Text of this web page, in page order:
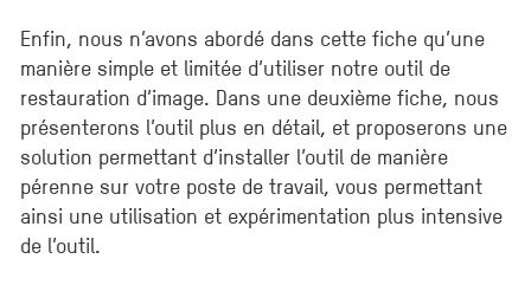
Enfin, nous n’avons abordé dans cette fiche qu’une
manière simple et limitée d’utiliser notre outil de
restauration d’image. Dans une deuxième fiche, nous
présenterons l’outil plus en détail, et proposerons une
solution permettant d’installer l’outil de manière
pérenne sur votre poste de travail, vous permettant
ainsi une utilisation et expérimentation plus intensive
de l’outil.